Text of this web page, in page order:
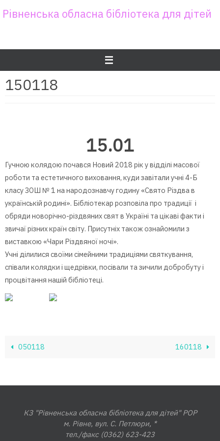
toРівненська обласна бібліотека для дітей
150118
15.01
Гучною колядою почався Новий 2018 рік у відділі масової
роботи та естетичного виховання, куди завітали учні 4-Б
класу ЗОШ № 1 на народознавчу годину «Свято Різдва в
українській родині». Бібліотекар розповіла про традиції і
обряди новорічно-різдвяних свят в Україні та цікаві факти і
звичаї різних країн світу. Присутніх також ознайомили з
виставкою «Чари Різдвяної ночі».
Учні ділилися своїми сімейними традиціями святкування,
співали колядки і щедрівки, посівали та зичили добробуту і
процвітання нашій бібліотеці.
050118 160118
КЗ "Рівненська обласна бібліотека для дітей" РОР
м. Рівне, вул. С. Петлюри, *
тел./факс (0362) 623-423